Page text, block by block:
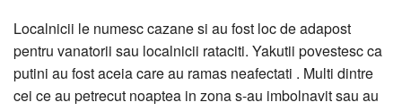
Localnicii le numesc cazane si au fost loc de adapost
pentru vanatorii sau localnicii rataciti. Yakutii povestesc ca
putini au fost aceia care au ramas neafectati . Multi dintre
cei ce au petrecut noaptea in zona s-au imbolnavit sau au